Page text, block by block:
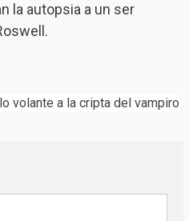
la autopsia a un ser
volante a la cripta del vampiro